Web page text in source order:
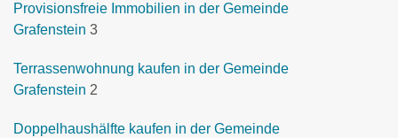
Provisionsfreie Immobilien in der Gemeinde
Grafenstein 3
Terrassenwohnung kaufen in der Gemeinde
Grafenstein 2
Doppelhaushälfte kaufen in der Gemeinde